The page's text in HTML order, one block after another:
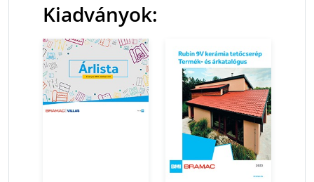
Kiadványok: